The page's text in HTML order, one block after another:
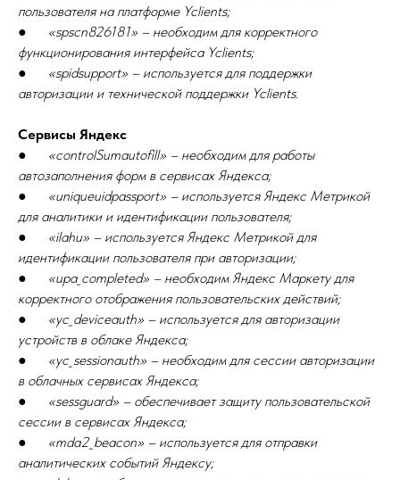
пользователя на платформе Yclients;
● «spscn826181» – необходим для корректного
функционирования интерфейса Yclients;
● «spidsupport» – используется для поддержки
авторизации и технической поддержки Yclients.
Сервисы Яндекс
● «controlSumautofill» – необходим для работы
автозаполнения форм в сервисах Яндекса;
● «uniqueuidpassport» – используется Яндекс Метрикой
для аналитики и идентификации пользователя;
● «ilahu» – используется Яндекс Метрикой для
идентификации пользователя при авторизации;
● «upa_completed» – необходим Яндекс Маркету для
корректного отображения пользовательских действий;
● «yc_deviceauth» – используется для авторизации
устройств в облаке Яндекса;
● «yc_sessionauth» – необходим для сессии авторизации
в облачных сервисах Яндекса;
● «sessguard» – обеспечивает защиту пользовательской
сессии в сервисах Яндекса;
● «mda2_beacon» – используется для отправки
аналитических событий Яндексу;